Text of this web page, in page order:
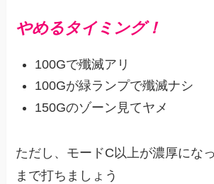
やめるタイミング！
100Gで殲滅アリ
100Gが緑ランプで殲滅ナシ
150Gのゾーン見てヤメ
ただし、モードC以上が濃厚にな
まで打ちましょう